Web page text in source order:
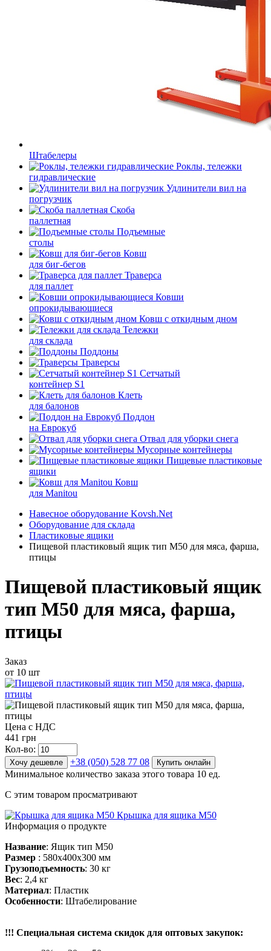
Штабелеры
Роклы, тележки
гидравлические
Удлинители вил на
погрузчик
Скоба
паллетная
Подъемные
столы
Ковш
для биг-бегов
Траверса
для паллет
Ковши
опрокидывающиеся
Ковш с откидным дном
Тележки
для склада
Поддоны
Траверсы
Сетчатый
контейнер S1
Клеть
для балонов
Поддон
на Еврокуб
Отвал для уборки снега
Мусорные контейнеры
Пищевые пластиковые
ящики
Ковш
для Manitou
Навесное оборудование Kovsh.Net
Оборудование для склада
Пластиковые ящики
Пищевой пластиковый ящик тип М50 для мяса, фарша,
птицы
Пищевой пластиковый ящик
тип М50 для мяса, фарша,
птицы
Заказ
от 10 шт
Цена с НДС
441 грн
Кол-во:
Хочу дешевле +38 (050) 528 77 08 Купить онлайн
Минимальное количество заказа этого товара 10 ед.
С этим товаром просматривают
Крышка для ящика М50
Информация о продукте
Название: Ящик тип М50
Размер : 580х400х300 мм
Грузоподъемность: 30 кг
Вес: 2,4 кг
Материал: Пластик
Особенности: Штабелирование
!!! Специальная система скидок для оптовых закупок: